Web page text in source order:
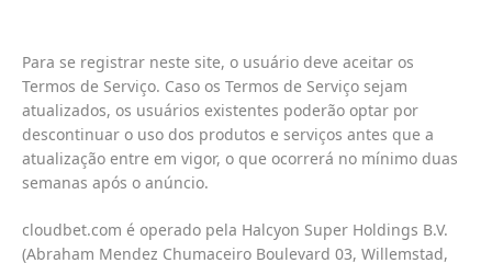
Para se registrar neste site, o usuário deve aceitar os
Termos de Serviço. Caso os Termos de Serviço sejam
atualizados, os usuários existentes poderão optar por
descontinuar o uso dos produtos e serviços antes que a
atualização entre em vigor, o que ocorrerá no mínimo duas
semanas após o anúncio.
cloudbet.com é operado pela Halcyon Super Holdings B.V.
(Abraham Mendez Chumaceiro Boulevard 03, Willemstad,